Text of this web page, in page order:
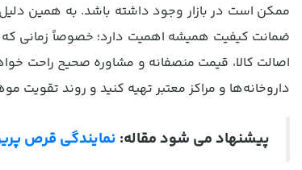
ممکن است در بازار وجود داشته باشد. به همین
ضمانت کیفیت همیشه اهمیت دارد؛ خصوصاً زمانی که
اصالت کالا، قیمت منصفانه و مشاوره صحیح راحت
داروخانه‌ها و مراکز معتبر تهیه کنید و روند تقویت
پیشنهاد می شود مقاله: نمایندگی قرص